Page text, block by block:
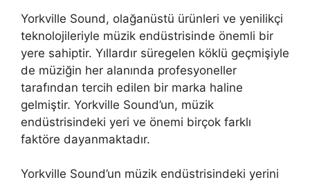
Yorkville Sound, olağanüstü ürünleri ve yenilikçi
teknolojileriyle müzik endüstrisinde önemli bir
yere sahiptir. Yıllardır süregelen köklü geçmişiyle
de müziğin her alanında profesyoneller
tarafından tercih edilen bir marka haline
gelmiştir. Yorkville Sound’un, müzik
endüstrisindeki yeri ve önemi birçok farklı
faktöre dayanmaktadır.
Yorkville Sound’un müzik endüstrisindeki yerini